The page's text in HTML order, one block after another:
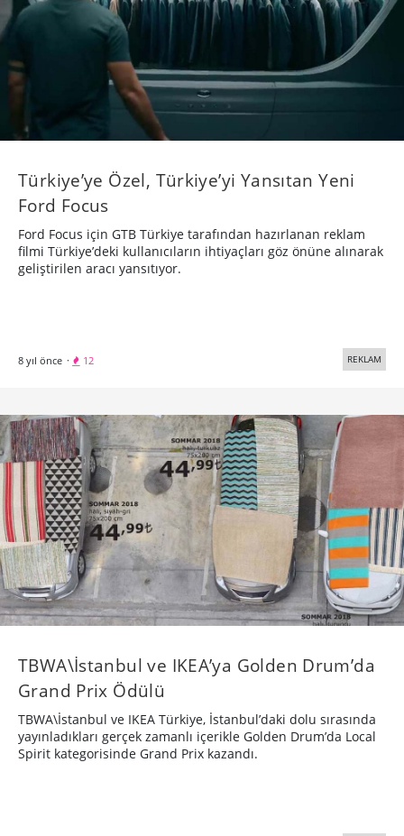
Türkiye’ye Özel, Türkiye’yi Yansıtan Yeni
Ford Focus
Ford Focus için GTB Türkiye tarafından hazırlanan reklam
filmi Türkiye’deki kullanıcıların ihtiyaçları göz önüne alınarak
geliştirilen aracı yansıtıyor.
8 yıl önce · 12 REKLAM
TBWA\İstanbul ve IKEA’ya Golden Drum’da
Grand Prix Ödülü
TBWA\İstanbul ve IKEA Türkiye, İstanbul’daki dolu sırasında
yayınladıkları gerçek zamanlı içerikle Golden Drum’da Local
Spirit kategorisinde Grand Prix kazandı.